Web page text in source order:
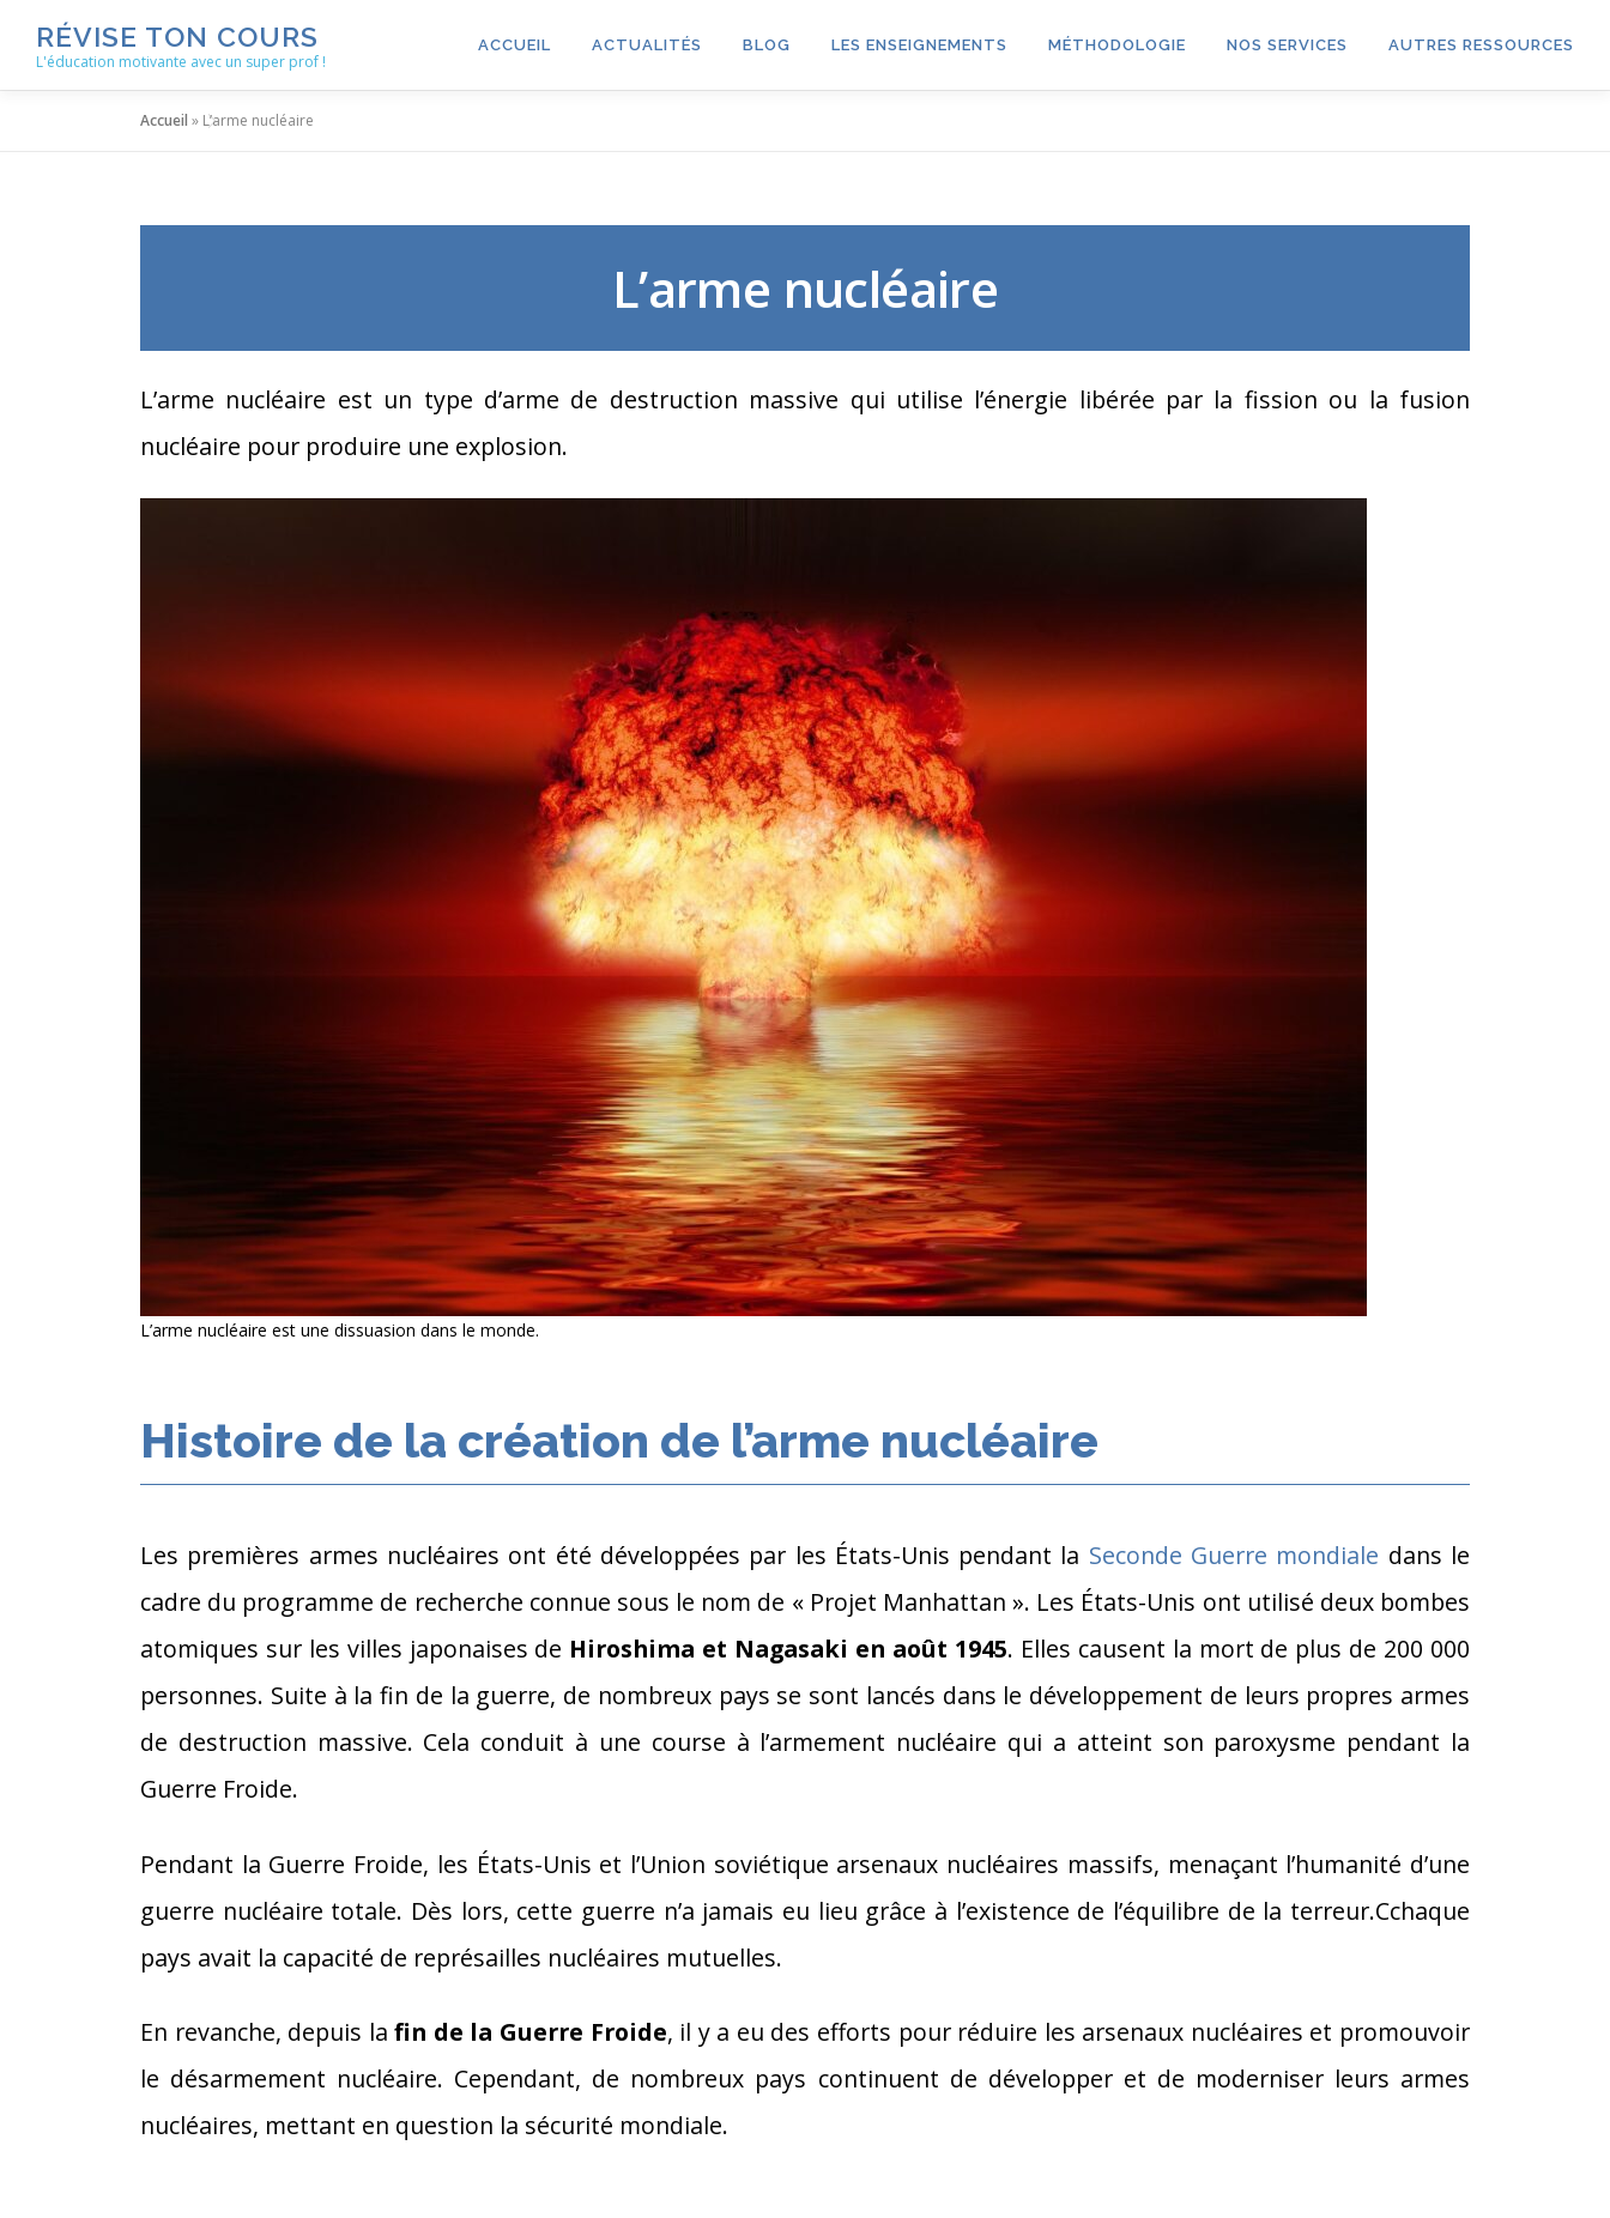
contenu
RÉVISE TON COURS
L'éducation motivante avec un super prof !
ACCUEIL ACTUALITÉS BLOG LES ENSEIGNEMENTS MÉTHODOLOGIE NOS SERVICES AUTRES RESSOURCES
Accueil » L’arme nucléaire
L’arme nucléaire
L’arme nucléaire est un type d’arme de destruction massive qui utilise l’énergie libérée par la fission ou la fusion
nucléaire pour produire une explosion.
L’arme nucléaire est une dissuasion dans le monde.
Histoire de la création de l’arme nucléaire
Les premières armes nucléaires ont été développées par les États-Unis pendant la Seconde Guerre mondiale dans le
cadre du programme de recherche connue sous le nom de « Projet Manhattan ». Les États-Unis ont utilisé deux bombes
atomiques sur les villes japonaises de Hiroshima et Nagasaki en août 1945. Elles causent la mort de plus de 200 000
personnes. Suite à la fin de la guerre, de nombreux pays se sont lancés dans le développement de leurs propres armes
de destruction massive. Cela conduit à une course à l’armement nucléaire qui a atteint son paroxysme pendant la
Guerre Froide.
Pendant la Guerre Froide, les États-Unis et l’Union soviétique arsenaux nucléaires massifs, menaçant l’humanité d’une
guerre nucléaire totale. Dès lors, cette guerre n’a jamais eu lieu grâce à l’existence de l’équilibre de la terreur.Cchaque
pays avait la capacité de représailles nucléaires mutuelles.
En revanche, depuis la fin de la Guerre Froide, il y a eu des efforts pour réduire les arsenaux nucléaires et promouvoir
le désarmement nucléaire. Cependant, de nombreux pays continuent de développer et de moderniser leurs armes
nucléaires, mettant en question la sécurité mondiale.